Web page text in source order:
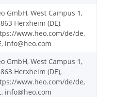
GmbH, West Campus 1,
Herxheim (DE),
www.heo.com/de/de,
info@heo.com
GmbH, West Campus 1,
Herxheim (DE),
www.heo.com/de/de,
info@heo.com